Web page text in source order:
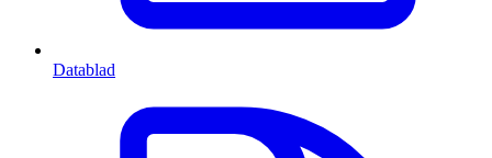
Datablad